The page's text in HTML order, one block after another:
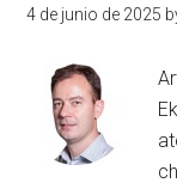
4 de junio de 2025